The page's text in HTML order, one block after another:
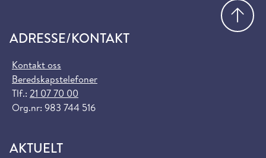
ADRESSE/KONTAKT
Kontakt oss
Beredskapstelefoner
Tlf.: 21 07 70 00
Org.nr: 983 744 516
AKTUELT